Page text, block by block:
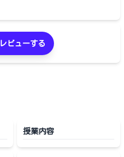
レビューする
授業内容